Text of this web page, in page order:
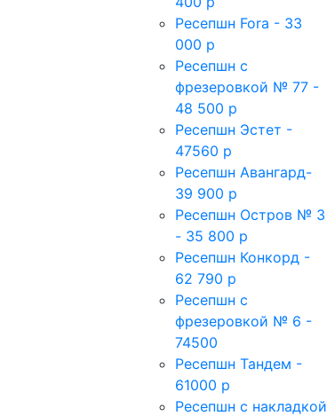
Ресепшн Fora - 33
000 р
Ресепшн с
фрезеровкой № 77 -
48 500 р
Ресепшн Эстет -
47560 р
Ресепшн Авангард-
39 900 р
Ресепшн Остров № 3
- 35 800 р
Ресепшн Конкорд -
62 790 р
Ресепшн с
фрезеровкой № 6 -
74500
Ресепшн Тандем -
61000 р
Ресепшн с накладкой